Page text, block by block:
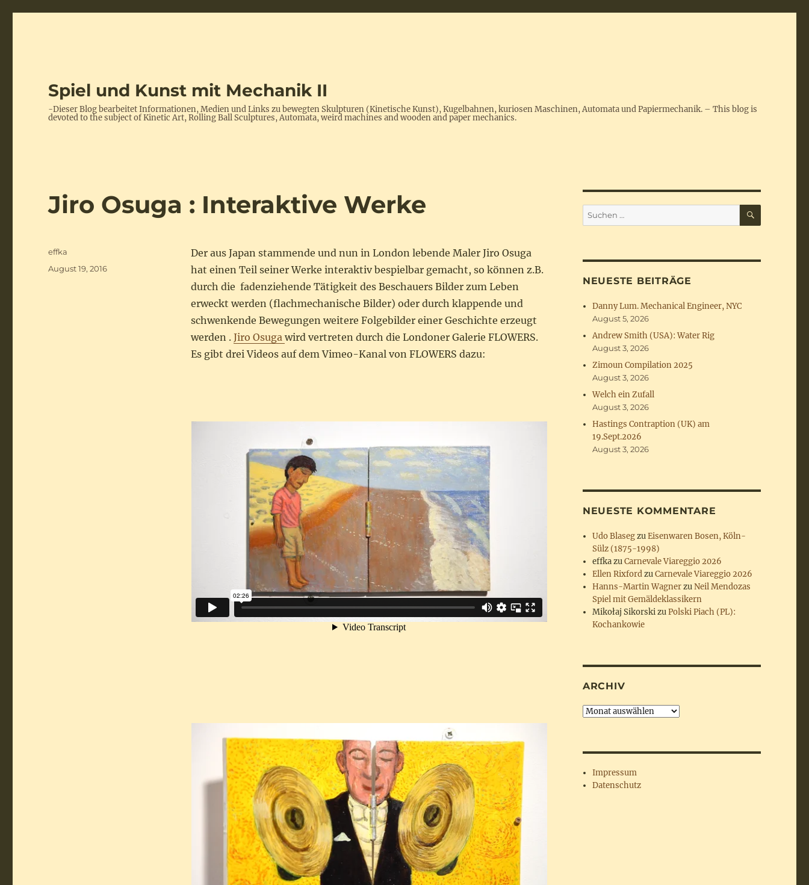
Spiel und Kunst mit Mechanik II
-Dieser Blog bearbeitet Informationen, Medien und Links zu bewegten Skulpturen (Kinetische Kunst), Kugelbahnen, kuriosen Maschinen, Automata und Papiermechanik. – This blog is
devoted to the subject of Kinetic Art, Rolling Ball Sculptures, Automata, weird machines and wooden and paper mechanics.
Jiro Osuga : Interaktive Werke
Der aus Japan stammende und nun in London lebende Maler Jiro Osuga
hat einen Teil seiner Werke interaktiv bespielbar gemacht, so können z.B.
durch die fadenziehende Tätigkeit des Beschauers Bilder zum Leben
erweckt werden (flachmechanische Bilder) oder durch klappende und
schwenkende Bewegungen weitere Folgebilder einer Geschichte erzeugt
werden . Jiro Osuga wird vertreten durch die Londoner Galerie FLOWERS.
Es gibt drei Videos auf dem Vimeo-Kanal von FLOWERS dazu:
Autor
effka
Veröffentlicht
August 19, 2016
Suchen
nach:
SUCHEN
NEUESTE BEITRÄGE
Danny Lum. Mechanical Engineer, NYC
August 5, 2026
Andrew Smith (USA): Water Rig
August 3, 2026
Zimoun Compilation 2025
August 3, 2026
Welch ein Zufall
August 3, 2026
Hastings Contraption (UK) am
19.Sept.2026
August 3, 2026
NEUESTE KOMMENTARE
Udo BlasegzuEisenwaren Bosen, Köln-
Sülz (1875-1998)
effkazuCarnevale Viareggio 2026
Ellen RixfordzuCarnevale Viareggio 2026
Hanns-Martin WagnerzuNeil Mendozas
Spiel mit Gemäldeklassikern
Mikołaj SikorskizuPolski Piach (PL):
Kochankowie
ARCHIV
Archiv
Impressum
Datenschutz